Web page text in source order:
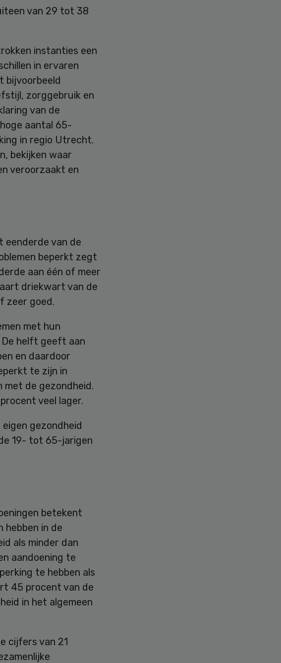
van 29 tot 38
instanties een
in ervaren
bijvoorbeeld
zorggebruik en
van de
aantal 65-
in regio Utrecht.
bekijken waar
veroorzaakt en
eenderde van de
beperkt zegt
aan één of meer
driekwart van de
zeer goed.
met hun
helft geeft aan
en daardoor
te zijn in
met de gezondheid.
veel lager.
gezondheid
19- tot 65-jarigen
betekent
hebben in de
als minder dan
aandoening te
te hebben als
45 procent van de
in het algemeen
cijfers van 21